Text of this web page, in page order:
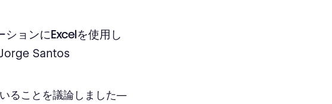
ションにExcelを使用し
Santos
ることを議論しました—